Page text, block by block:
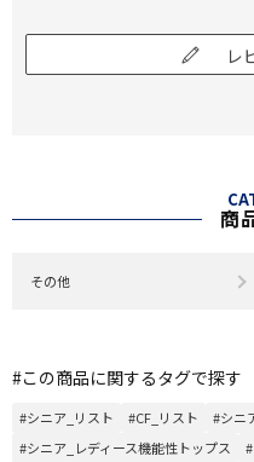
レ
商
その他
#この商品に関するタグで探す
#シニア_リスト #CF_リスト
#シニ
#シニア_レディース機能性トップス